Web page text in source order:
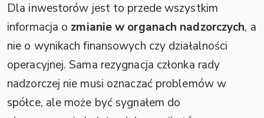
Dla inwestorów jest to przede wszystkim
informacja o zmianie w organach nadzorczych, a
nie o wynikach finansowych czy działalności
operacyjnej. Sama rezygnacja członka rady
nadzorczej nie musi oznaczać problemów w
spółce, ale może być sygnałem do